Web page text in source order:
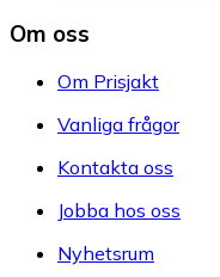
Om oss
Om Prisjakt
Vanliga frågor
Kontakta oss
Jobba hos oss
Nyhetsrum